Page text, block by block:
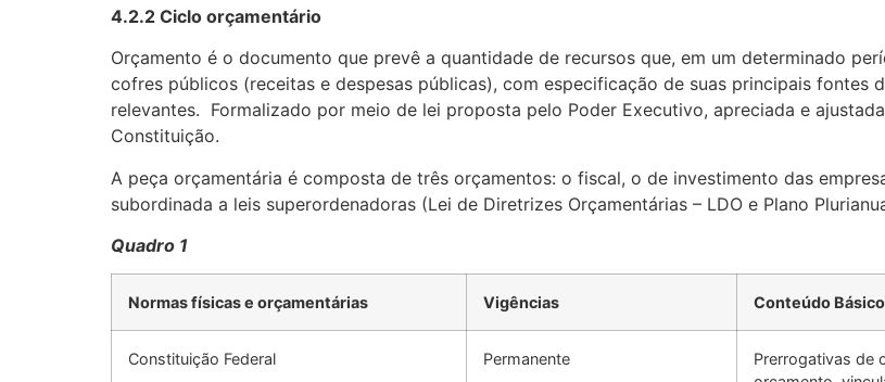
4.2.2 Ciclo orçamentário
Orçamento é o documento que prevê a quantidade de recursos que, em um determinado
cofres públicos (receitas e despesas públicas), com especificação de suas principais fontes
relevantes. Formalizado por meio de lei proposta pelo Poder Executivo, apreciada e
Constituição.
A peça orçamentária é composta de três orçamentos: o fiscal, o de investimento das
subordinada a leis superordenadoras (Lei de Diretrizes Orçamentárias – LDO e Plano
Quadro 1
Normas físicas e orçamentárias Vigências Conteúdo Básico
Constituição Federal Permanente
Prerrogativas de